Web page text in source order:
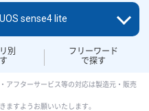
別
フリーワード
で探す
sense4 lite
アフターサービス等の対応は製造元・販売
ますようお願いいたします。